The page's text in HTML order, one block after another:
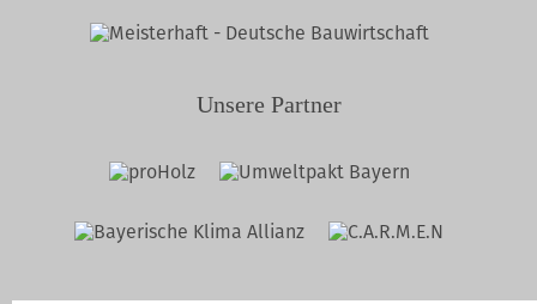
Unsere Partner